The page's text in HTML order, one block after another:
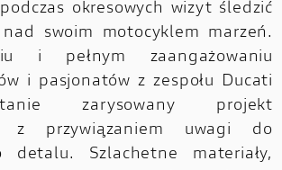
okresowych wizyt śledzić
swoim motocyklem marzeń.
i pełnym zaangażowaniu
i pasjonatów z zespołu Ducati
zarysowany projekt
z przywiązaniem uwagi do
detalu. Szlachetne materiały,